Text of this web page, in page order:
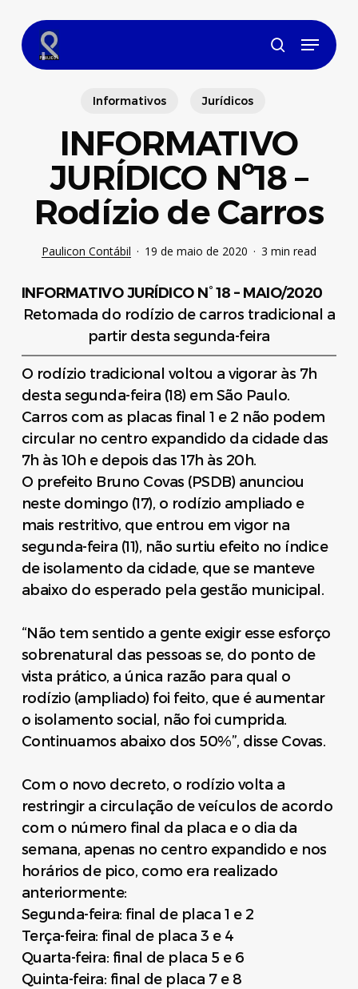
main
content
search
Menu
Informativos Jurídicos
INFORMATIVO
JURÍDICO Nº18 –
Rodízio de Carros
Paulicon Contábil 19 de maio de 2020 3 min read
INFORMATIVO JURÍDICO N° 18 – MAIO/2020
Retomada do rodízio de carros tradicional a
partir desta segunda-feira
O rodízio tradicional voltou a vigorar às 7h
desta segunda-feira (18) em São Paulo.
Carros com as placas final 1 e 2 não podem
circular no centro expandido da cidade das
7h às 10h e depois das 17h às 20h.
O prefeito Bruno Covas (PSDB) anunciou
neste domingo (17), o rodízio ampliado e
mais restritivo, que entrou em vigor na
segunda-feira (11), não surtiu efeito no índice
de isolamento da cidade, que se manteve
abaixo do esperado pela gestão municipal.
“Não tem sentido a gente exigir esse esforço
sobrenatural das pessoas se, do ponto de
vista prático, a única razão para qual o
rodízio (ampliado) foi feito, que é aumentar
o isolamento social, não foi cumprida.
Continuamos abaixo dos 50%”, disse Covas.
Com o novo decreto, o rodízio volta a
restringir a circulação de veículos de acordo
com o número final da placa e o dia da
semana, apenas no centro expandido e nos
horários de pico, como era realizado
anteriormente:
Segunda-feira: final de placa 1 e 2
Terça-feira: final de placa 3 e 4
Quarta-feira: final de placa 5 e 6
Quinta-feira: final de placa 7 e 8